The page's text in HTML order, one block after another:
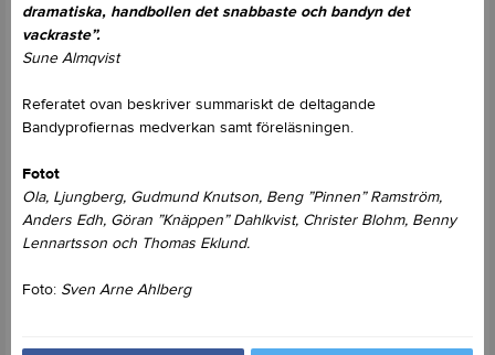
dramatiska, handbollen det snabbaste och bandyn det
vackraste”.
Sune Almqvist
Referatet ovan beskriver summariskt de deltagande
Bandyprofiernas medverkan samt föreläsningen.
Fotot
Ola, Ljungberg, Gudmund Knutson, Beng ”Pinnen” Ramström,
Anders Edh, Göran ”Knäppen” Dahlkvist, Christer Blohm, Benny
Lennartsson och Thomas Eklund.
Foto: Sven Arne Ahlberg